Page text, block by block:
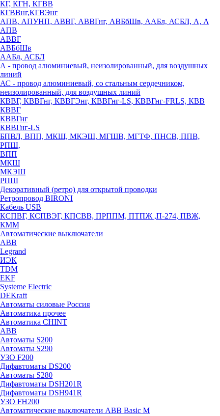
КГ, КГН, КГВВ
КГВВнг,КГВЭнг
АПВ, АПУНП, АВВГ, АВВГнг, АВБбШв, ААБл, АСБЛ, А, А
АПВ
АВВГ
АВБбШв
ААБл, АСБЛ
А - провод алюминиевый, неизолированный, для воздушных
линий
АС - провод алюминиевый, со стальным сердечником,
неизолированный, для воздушных линий
КВВГ, КВВГнг, КВВГЭнг, КВВГнг-LS, КВВГнг-FRLS, КВВ
КВВГ
КВВГнг
КВВГнг-LS
БПВЛ, ВПП, МКШ, МКЭШ, МГШВ, МГТФ, ПНСВ, ППВ,
РПШ,
ВПП
МКШ
МКЭШ
РПШ
Декоративный (ретро) для открытой проводки
Ретропровод BIRONI
Кабель USB
КСПВГ, КСПВЭГ, КПСВВ, ПРППМ, ПТПЖ ,П-274, ПВЖ,
КММ
Автоматические выключатели
ABB
Legrand
ИЭК
TDM
EKF
Systeme Electric
DEKraft
Автоматы силовые Россия
Автоматика прочее
Автоматика CHINT
ABB
Автоматы S200
Автоматы S290
УЗО F200
Дифавтоматы DS200
Автоматы S280
Дифавтоматы DSH201R
Дифавтоматы DSH941R
УЗО FH200
Автоматические выключатели ABB Basic M